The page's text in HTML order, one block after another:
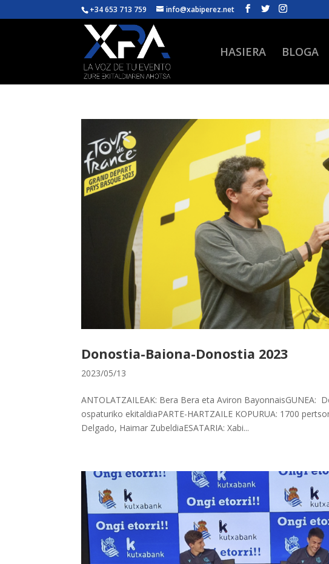
+34 653 713 759 info@xabiperez.net
HASIERA BLOGA
Donostia-Baiona-Donostia 2023
2023/05/13
ANTOLATZAILEAK: Bera Bera eta Aviron BayonnaisGUNEA:
ospaturiko ekitaldiaPARTE-HARTZAILE KOPURUA: 1700
Delgado, Haimar ZubeldiaESATARIA: Xabi...